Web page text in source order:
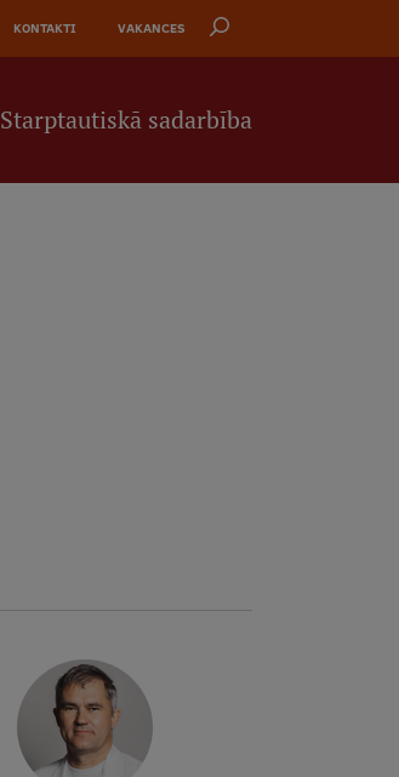
KONTAKTI VAKANCES
Starptautiskā sadarbība